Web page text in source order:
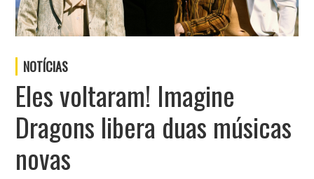
NOTÍCIAS
Eles voltaram! Imagine
Dragons libera duas músicas
novas